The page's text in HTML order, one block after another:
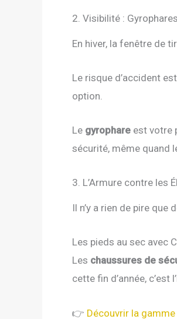
2. Visibilité :
En hiver, la fenêtre de
Le risque d’accident
option.
Le gyrophare est votre
sécurité, même quand
3. L’Armure contre les
Il n’y a rien de pire
Les pieds au sec avec
Les chaussures de
cette fin d’année,
👉 Découvrir la